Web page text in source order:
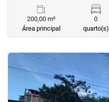
200,00 m²
Área principal
0
quarto(s)
<